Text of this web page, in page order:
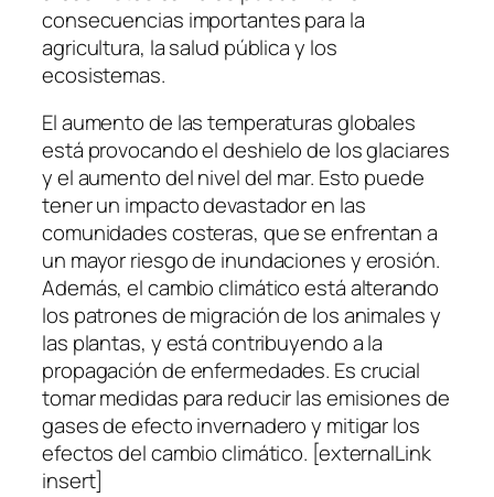
consecuencias importantes para la
agricultura, la salud pública y los
ecosistemas.
El aumento de las temperaturas globales
está provocando el deshielo de los glaciares
y el aumento del nivel del mar. Esto puede
tener un impacto devastador en las
comunidades costeras, que se enfrentan a
un mayor riesgo de inundaciones y erosión.
Además, el cambio climático está alterando
los patrones de migración de los animales y
las plantas, y está contribuyendo a la
propagación de enfermedades. Es crucial
tomar medidas para reducir las emisiones de
gases de efecto invernadero y mitigar los
efectos del cambio climático. [externalLink
insert]